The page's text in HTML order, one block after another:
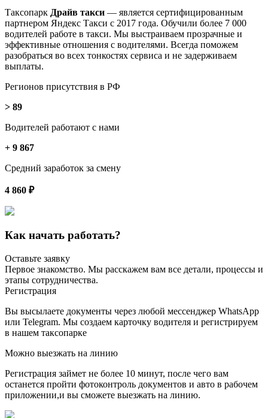
Таксопарк Драйв такси — является сертифицированным
партнером Яндекс Так си с 2017 года. Обучили более 7 000
водителей работе в такси. Мы выстраиваем прозрачные и
эффективные отношения с водителями. Всегда поможем
разобраться во всех тонкостях сервиса и не задерживаем
выплаты.
Регионов присутствия в РФ
> 89
Водителей работают с нами
+ 9 867
Средний заработок за смену
4 860 ₽
Как начать работать?
Оставьте заявку
Первое знакомство. Мы расскажем вам все детали, процессы и
этапы сотрудничества.
Регистрация
Вы высылаете документы через любой мессенджер WhatsApp
или Telegram. Мы создаем карточку водителя и регистрируем
в нашем таксопарке
Можно выезжать на линию
Регистрация займет не более 10 минут, после чего вам
останется пройти фотоконтроль документов и авто в рабочем
приложении,и вы сможете выезжать на линию.